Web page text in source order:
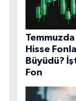
Hisse
Büyüdü?
Fon